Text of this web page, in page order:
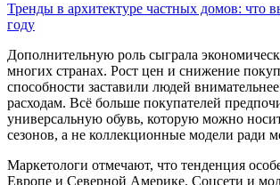
Тренды в архитектуре частных домов: что
году
Дополнительную роль сыграла
многих странах. Рост цен и снижение
способности заставили людей
расходам. Всё больше покупателей
универсальную обувь, которую можно
сезонов, а не коллекционные модели ради
Маркетологи отмечают, что тенденция
Европе и Северной Америке. Соцсети и